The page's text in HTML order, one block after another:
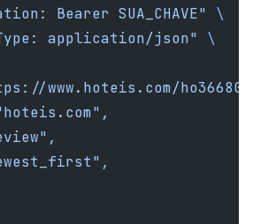
Bearer SUA_CHAVE" \
application/json" \
www.hoteis.com/